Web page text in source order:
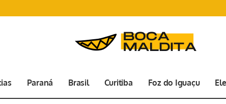
Paraná Brasil Curitiba Foz do Iguaçu